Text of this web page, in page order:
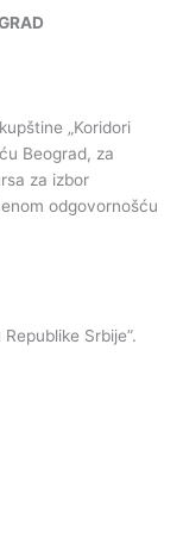
„Koridori
Beograd, za
za izbor
odgovornošću
Srbije”.